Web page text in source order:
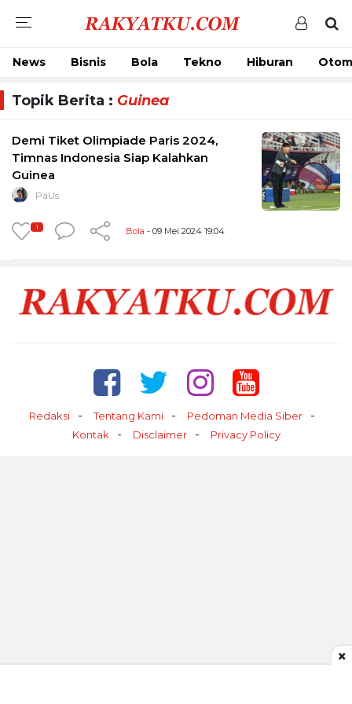
News Bisnis Bola Tekno Hiburan
Topik Berita : Guinea
Demi Tiket Olimpiade Paris 2024,
Timnas Indonesia Siap Kalahkan
Guinea
PaUs
1 Bola - 09 Mei 2024 19:04
Redaksi Tentang Kami
Pedoman Media Siber
Kontak
Disclaimer Privacy Policy
×